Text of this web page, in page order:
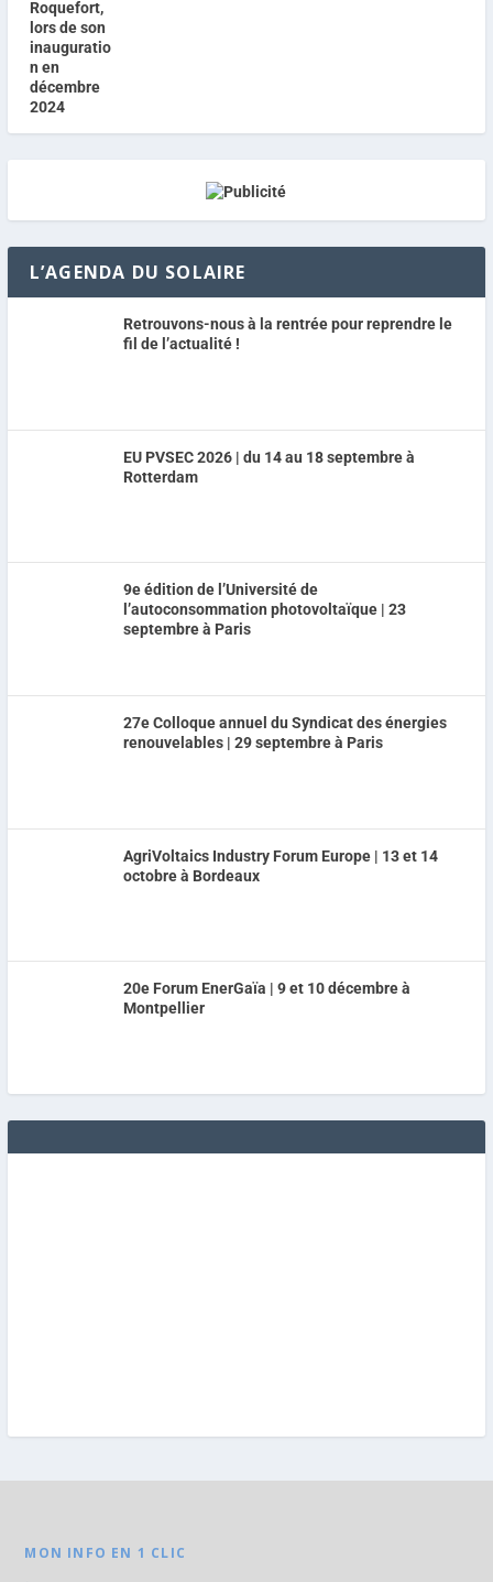
L’AGENDA DU SOLAIRE
Retrouvons-nous à la rentrée pour reprendre le
fil de l’actualité !
EU PVSEC 2026 | du 14 au 18 septembre à
Rotterdam
9e édition de l’Université de
l’autoconsommation photovoltaïque | 23
septembre à Paris
27e Colloque annuel du Syndicat des énergies
renouvelables | 29 septembre à Paris
AgriVoltaics Industry Forum Europe | 13 et 14
octobre à Bordeaux
20e Forum EnerGaïa | 9 et 10 décembre à
Montpellier
MON INFO EN 1 CLIC